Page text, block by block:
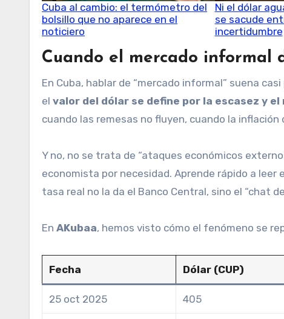
Cuba al cambio: el termómetro del
bolsillo que no aparece en el
noticiero
Ni el dólar
se sacude
incertidumbre
Cuando el mercado informal
En Cuba, hablar de “mercado informal” suena
el valor del dólar se define por la escasez y el
cuando las remesas no fluyen, cuando la
Y no, no se trata de “ataques económicos
economista por necesidad. Aprende rápido a leer
tasa real no la da el Banco Central, sino el “chat
En AKubaa, hemos visto cómo el fenómeno se
Fecha Dólar (CUP)
25 oct 2025 405